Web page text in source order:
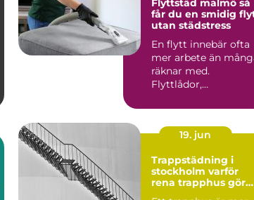
får du en smidig
utan städstress
En flytt innebär ofta
mer arbete än
räknar med.
Flyttlådor,
nyckelkvittning
19. jun
Trappstädning i
stockholm varför
rena trapphus gör